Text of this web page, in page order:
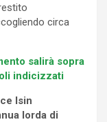
circa
salirà sopra
indicizzati
Isin
lorda di